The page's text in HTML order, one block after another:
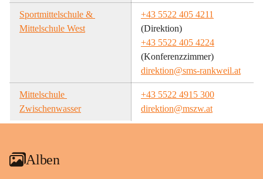
Sportmittelschule &
Mittelschule West
+43 5522 405 4211
(Direktion)
+43 5522 405 4224
(Konferenzzimmer)
direktion@sms-rankweil.at
Mittelschule
Zwischenwasser
+43 5522 4915 300
direktion@mszw.at
Alben